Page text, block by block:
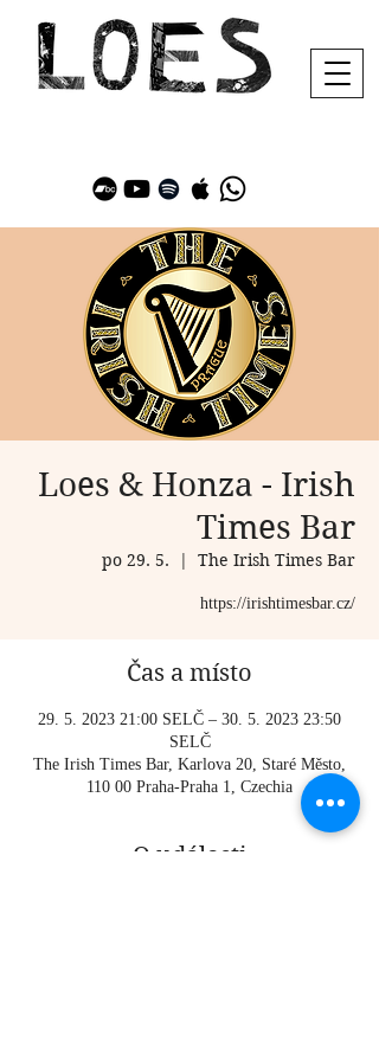
Loes & Honza - Irish
Times Bar
po 29. 5.
  |
The Irish Times Bar
https://irishtimesbar.cz/
Čas a místo
29. 5. 2023 21:00 SELČ – 30. 5. 2023 23:50
SELČ
The Irish Times Bar, Karlova 20, Staré Město,
110 00 Praha-Praha 1, Czechia
O události